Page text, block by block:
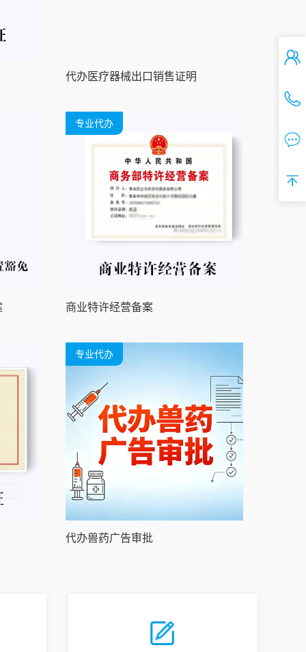
代办医疗器械出口销售证明
专业代办
商业特许经营备案
专业代办
代办兽药广告审批